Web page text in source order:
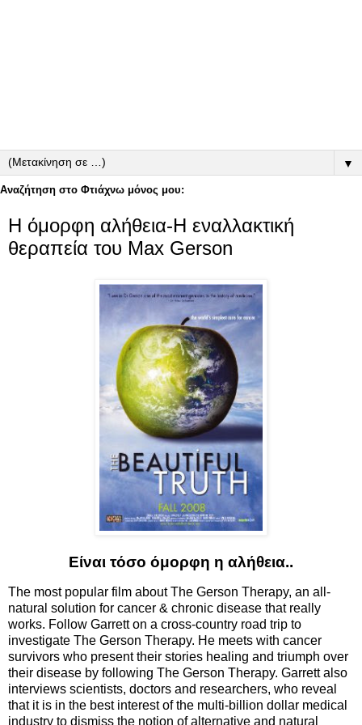
▼
Αναζήτηση στο Φτιάχνω μόνος μου:
Η όμορφη αλήθεια-Η εναλλακτική
θεραπεία του Max Gerson
Είναι τόσο όμορφη η αλήθεια..
The most popular film about The Gerson Therapy, an all-
natural solution for cancer & chronic disease that really
works. Follow Garrett on a cross-country road trip to
investigate The Gerson Therapy. He meets with cancer
survivors who present their stories healing and triumph over
their disease by following The Gerson Therapy. Garrett also
interviews scientists, doctors and researchers, who reveal
that it is in the best interest of the multi-billion dollar medical
industry to dismiss the notion of alternative and natural